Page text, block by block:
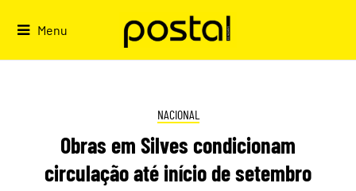
Menu
NACIONAL
Obras em Silves condicionam
circulação até início de setembro